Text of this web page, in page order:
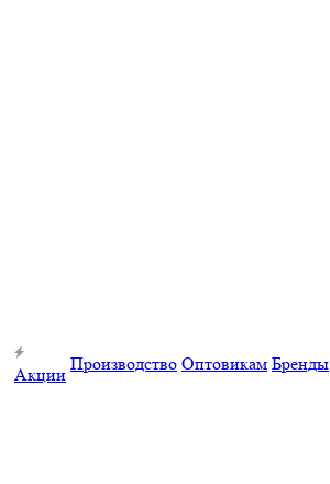
Акции
Производство Оптовикам Бренды